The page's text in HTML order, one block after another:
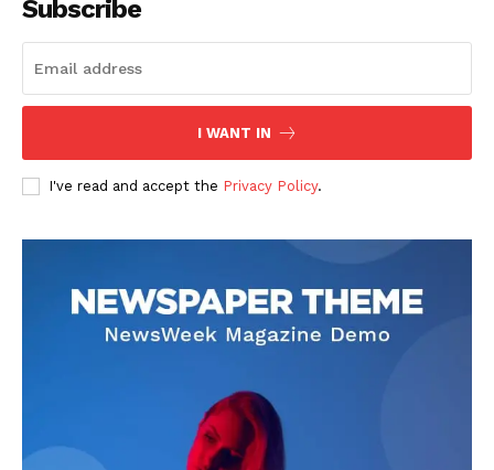
DOWNLOAD NOW
AIN NEWS 1
Contact Us
Subscribe
I WANT IN
I've read and accept the Privacy Policy.